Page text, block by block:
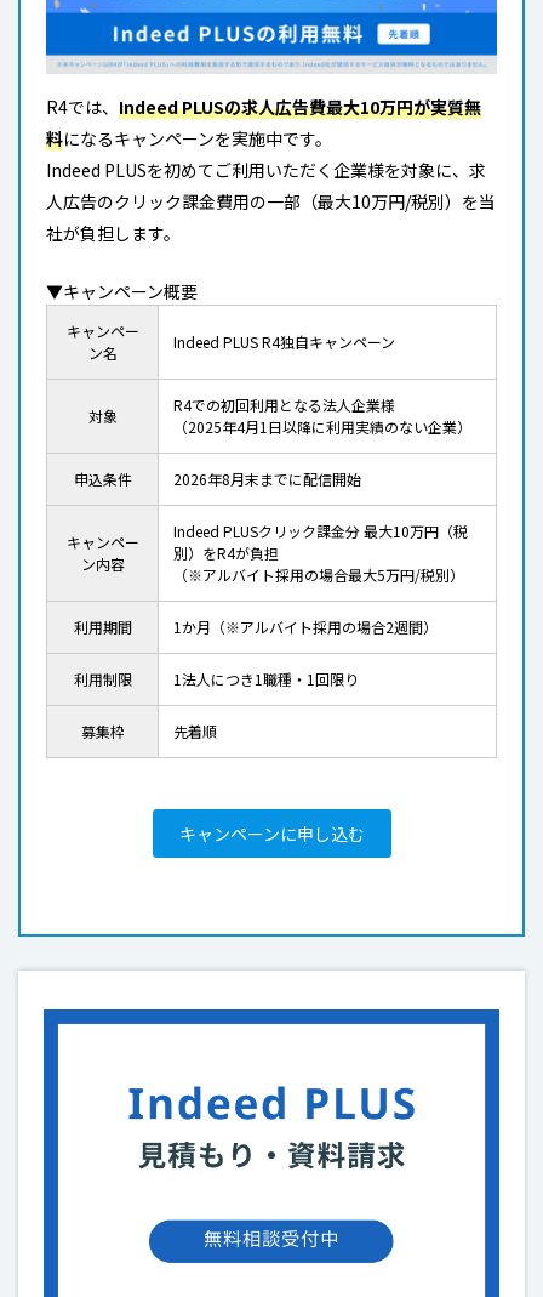
R4では、 Indeed PLUSの求人広告費最大10万円が実質無
料になるキャンペーンを実施中です。
Indeed PLUSを初めてご利用いただく企業様を対象に、求
人広告のクリック課金費用の一部（最大10万円/税別）を当
社が負担します。
▼キャンペーン概要
キャンペー
ン名
Indeed PLUS R4独自キャンペーン
対象
R4での初回利用となる法人企業様
（2025年4月1日以降に利用実績のない企業）
申込条件 2026年8月末までに配信開始
キャンペー
ン内容
Indeed PLUSクリック課金分 最大10万円（税
別）をR4が負担
（※アルバイト採用の場合最大5万円/税別）
利用期間 1か月（※アルバイト採用の場合2週間）
利用制限 1法人につき1職種・1回限り
募集枠 先着順
キャンペーンに申し込む